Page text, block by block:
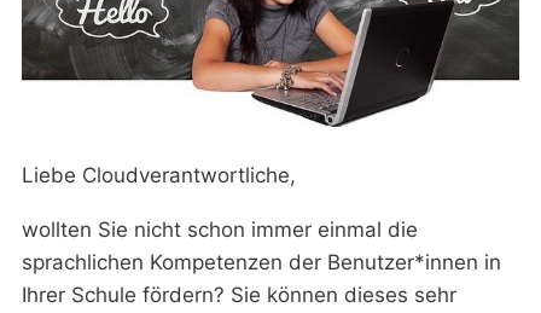
Liebe Cloudverantwortliche,
wollten Sie nicht schon immer einmal die
sprachlichen Kompetenzen der Benutzer*innen in
Ihrer Schule fördern? Sie können dieses sehr